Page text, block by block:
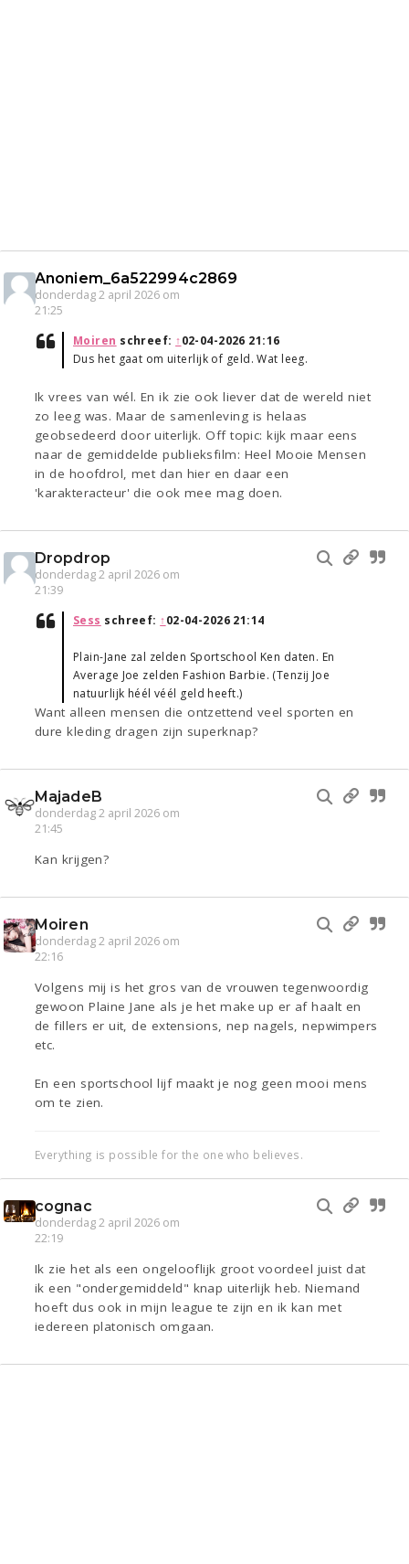
Anoniem_6a522994c2869
donderdag 2 april 2026 om
21:25
Moiren schreef: ↑02-04-2026 21:16
Dus het gaat om uiterlijk of geld. Wat leeg.
Ik vrees van wél. En ik zie ook liever dat de wereld niet
zo leeg was. Maar de samenleving is helaas
geobsedeerd door uiterlijk. Off topic: kijk maar eens
naar de gemiddelde publieksfilm: Heel Mooie Mensen
in de hoofdrol, met dan hier en daar een
'karakteracteur' die ook mee mag doen.
Dropdrop
donderdag 2 april 2026 om
21:39
Sess schreef: ↑02-04-2026 21:14
Plain-Jane zal zelden Sportschool Ken daten. En
Average Joe zelden Fashion Barbie. (Tenzij Joe
natuurlijk héél véél geld heeft.)
Want alleen mensen die ontzettend veel sporten en
dure kleding dragen zijn superknap?
MajadeB
donderdag 2 april 2026 om
21:45
Kan krijgen?
Moiren
donderdag 2 april 2026 om
22:16
Volgens mij is het gros van de vrouwen tegenwoordig
gewoon Plaine Jane als je het make up er af haalt en
de fillers er uit, de extensions, nep nagels, nepwimpers
etc.
En een sportschool lijf maakt je nog geen mooi mens
om te zien.
Everything is possible for the one who believes.
cognac
donderdag 2 april 2026 om
22:19
Ik zie het als een ongelooflijk groot voordeel juist dat
ik een "ondergemiddeld" knap uiterlijk heb. Niemand
hoeft dus ook in mijn league te zijn en ik kan met
iedereen platonisch omgaan.